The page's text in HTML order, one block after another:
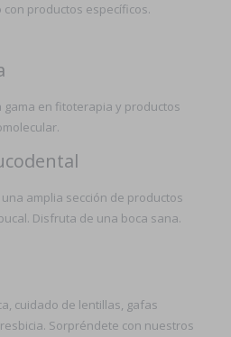
productos específicos.
gama en fitoterapia y productos
amplia sección de productos
Disfruta de una boca sana.
cuidado de lentillas, gafas
Sorpréndete con nuestros